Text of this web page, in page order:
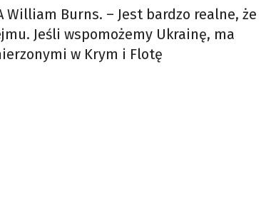
William Burns. – Jest bardzo realne, że
Jeśli wspomożemy Ukrainę, ma
w Krym i Flotę